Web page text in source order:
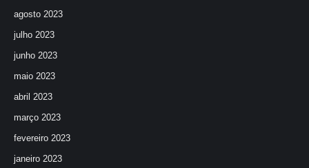
agosto 2023
julho 2023
junho 2023
maio 2023
abril 2023
março 2023
fevereiro 2023
janeiro 2023